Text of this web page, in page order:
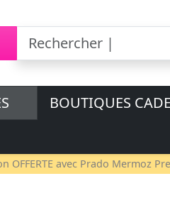
BOUTIQUES
OFFERTE avec Prado Mermoz